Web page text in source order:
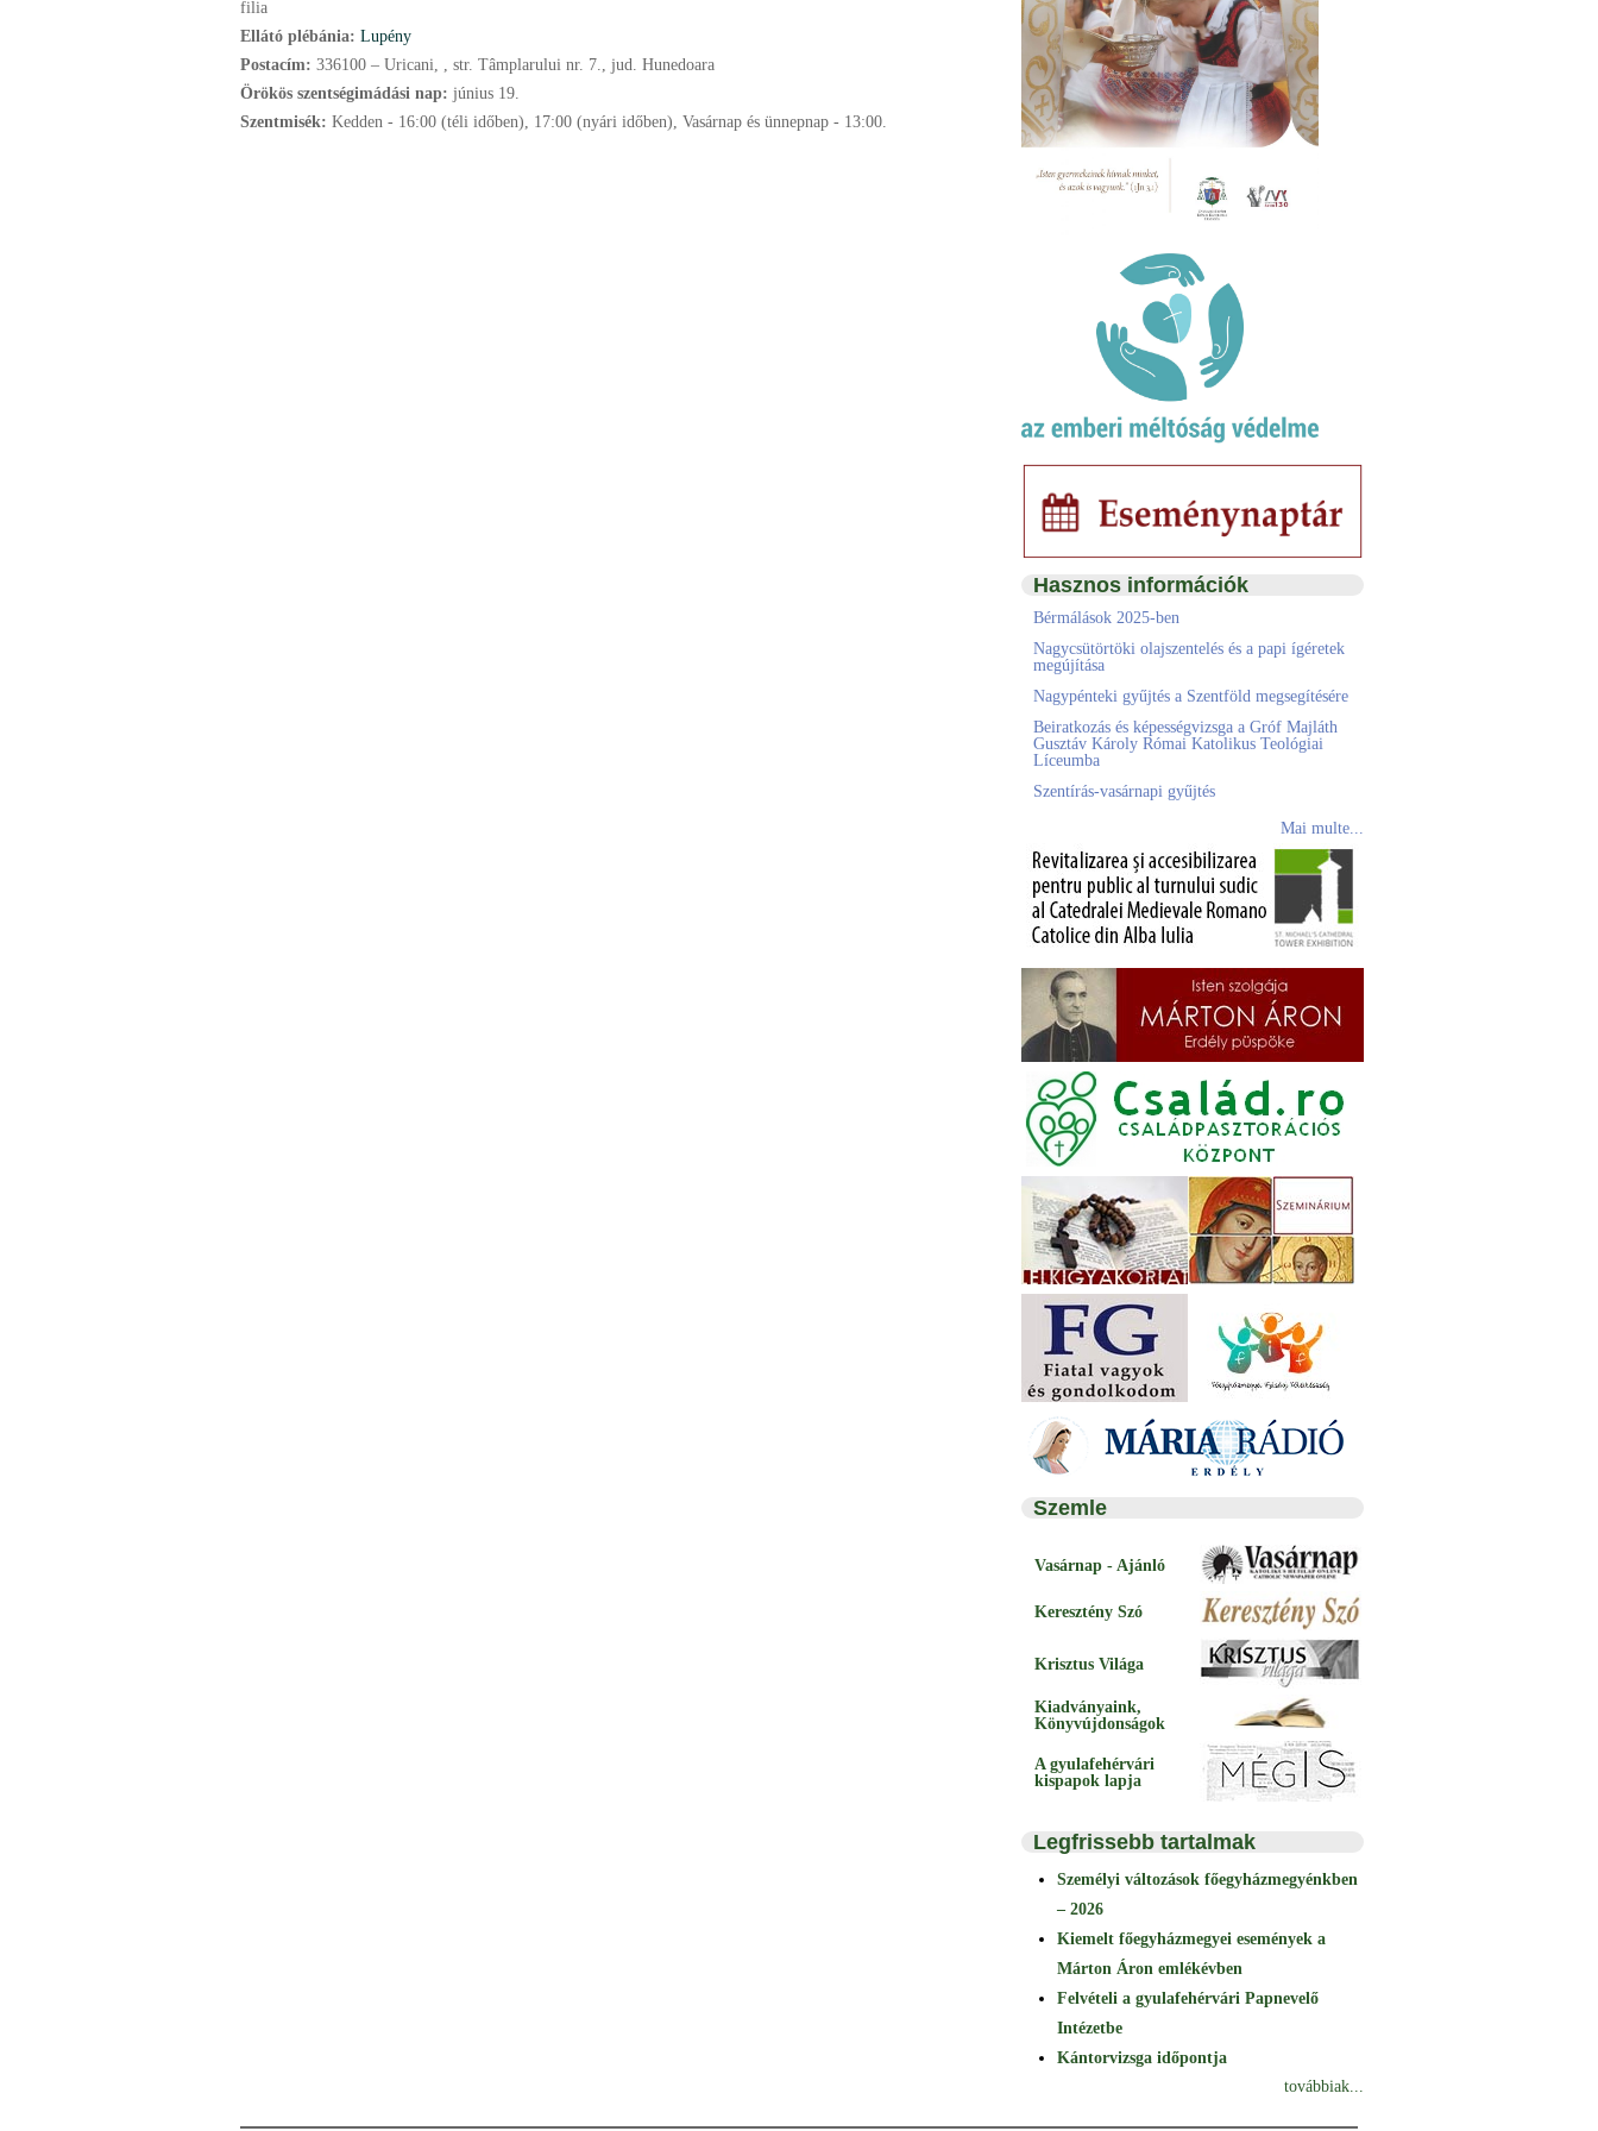
filia
Ellátó plébánia: Lupény
Postacím: 336100 – Uricani, , str. Tâmplarului nr. 7., jud. Hunedoara
Örökös szentségimádási nap: június 19.
Szentmisék: Kedden - 16:00 (téli időben), 17:00 (nyári időben), Vasárnap és ünnepnap - 13:00.
Hasznos információk
Bérmálások 2025-ben
Nagycsütörtöki olajszentelés és a papi ígéretek
megújítása
Nagypénteki gyűjtés a Szentföld megsegítésére
Beiratkozás és képességvizsga a Gróf Majláth
Gusztáv Károly Római Katolikus Teológiai
Líceumba
Szentírás-vasárnapi gyűjtés
Mai multe...
Szemle
Vasárnap - Ajánló
Keresztény Szó
Krisztus Világa
Kiadványaink,
Könyvújdonságok
A gyulafehérvári
kispapok lapja
Legfrissebb tartalmak
Személyi változások főegyházmegyénkben
– 2026
Kiemelt főegyházmegyei események a
Márton Áron emlékévben
Felvételi a gyulafehérvári Papnevelő
Intézetbe
Kántorvizsga időpontja
továbbiak...